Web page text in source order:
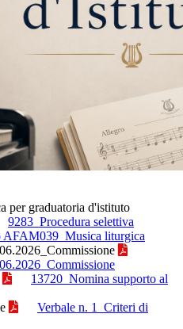
per graduatoria d'istituto
9283_Procedura selettiva
AFAM039_Musica liturgica
13720_Nomina supporto al
Verbale n. 1_Criteri di